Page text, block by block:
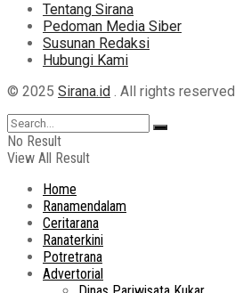
Tentang Sirana
Pedoman Media Siber
Susunan Redaksi
Hubungi Kami
© 2025 Sirana.id . All rights reserved
No Result
View All Result
Home
Ranamendalam
Ceritarana
Ranaterkini
Potretrana
Advertorial